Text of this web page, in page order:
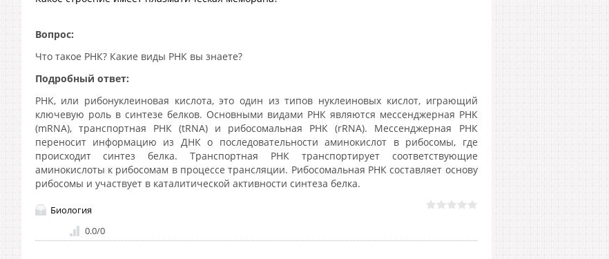
Вопрос:
Что такое РНК? Какие виды РНК вы знаете?
Подробный ответ:
РНК, или рибонуклеиновая кислота, это один из типов нуклеиновых кислот, играющий
ключевую роль в синтезе белков. Основными видами РНК являются мессенджерная РНК
(mRNA), транспортная РНК (tRNA) и рибосомальная РНК (rRNA). Мессенджерная РНК
переносит информацию из ДНК о последовательности аминокислот в рибосомы, где
происходит синтез белка. Транспортная РНК транспортирует соответствующие
аминокислоты к рибосомам в процессе трансляции. Рибосомальная РНК составляет основу
рибосомы и участвует в каталитической активности синтеза белка.
Биология
0.0/0